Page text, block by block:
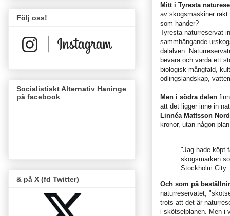
Mitt i Tyresta
av skogsmaskiner
som händer?
Tyresta naturreservat
sammhängande
dalälven.
bevara och vårda ett
biologisk mångfald,
odlingslandskap,
Men i södra delen
att det ligger inne in
Linnéa Mattsson
kronor, utan någon
"Jag hade köpt
skogsmarken
Stockholm City.
Och som på
naturreservatet,
trots att det är
i skötselplanen. Men i
Följ oss!
Socialistiskt Alternativ Haninge
på facebook
& på X (fd Twitter)